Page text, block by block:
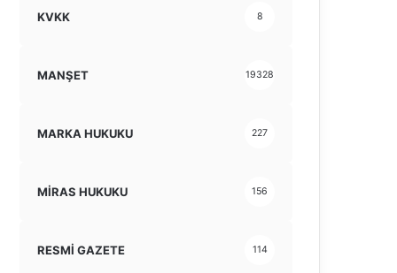
KVKK 8
MANŞET 19328
MARKA HUKUKU 227
MİRAS HUKUKU 156
RESMİ GAZETE 114